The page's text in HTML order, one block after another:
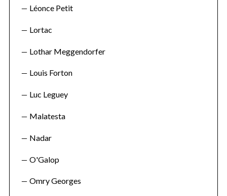
Léonce Petit
Lortac
Lothar Meggendorfer
Louis Forton
Luc Leguey
Malatesta
Nadar
O'Galop
Omry Georges